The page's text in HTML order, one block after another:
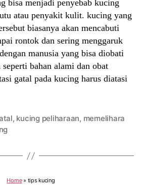
bisa menjadi penyebab kucing
atau penyakit kulit. kucing yang
biasanya akan mencabuti
rontok dan sering menggaruk
manusia yang bisa diobati
seperti bahan alami dan obat
gatal pada kucing harus diatasi
, kucing peliharaan, memelihara
Home» tips kucing